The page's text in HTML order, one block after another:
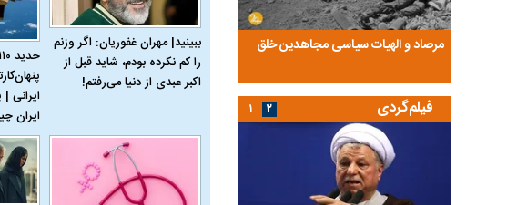
ببینید| مهران غفوریان: اگر وزنم
را کم نکرده بودم، شاید قبل از
اکبر عبدی از دنیا می‌رفتم!
ایرانی
ایران
مرصاد و الهیات سیاسی مجاهدین خلق
آخرین پرده از حیات سیاسی یک سلسله |
روایتی از آخرین مصاحبه‌ی شاه در ایران
فیلم‌گردی ۱ ۲